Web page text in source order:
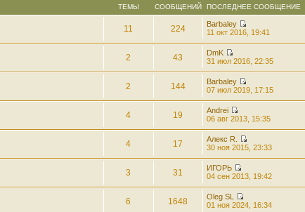
ТЕМЫ СООБЩЕНИЙ ПОСЛЕДНЕЕ СООБЩЕНИЕ
11 224
Barbaley
11 окт 2016, 19:41
2 43
DmK
31 июл 2016, 22:35
2 144
Barbaley
07 июл 2019, 17:15
4 19
Andrei
06 авг 2013, 15:35
4 17
Алекс R.
30 ноя 2015, 23:33
3 31
ИГОРЬ
04 сен 2013, 19:42
6 1648
Oleg SL
01 ноя 2024, 16:34